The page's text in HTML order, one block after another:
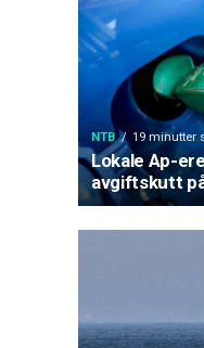
NTB 19 minutter
Lokale Ap-
avgiftskutt